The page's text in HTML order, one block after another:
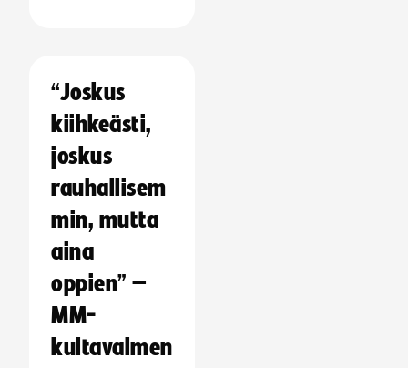
“Joskus
kiihkeästi,
joskus
rauhallisem
min, mutta
aina
oppien” –
MM-
kultavalmen